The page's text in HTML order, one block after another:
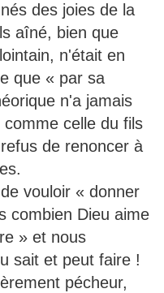
des joies de la
aîné, bien que
n'était en
que « par sa
n'a jamais
celle du fils
de renoncer à
vouloir « donner
combien Dieu aime
» et nous
sait et peut faire !
pécheur,